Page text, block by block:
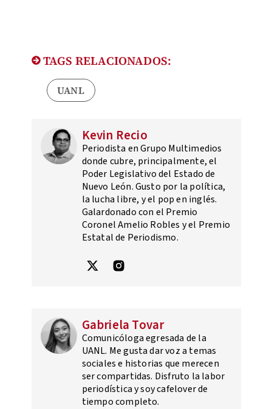
TAGS RELACIONADOS:
UANL
Kevin Recio
Periodista en Grupo Multimedios
donde cubre, principalmente, el
Poder Legislativo del Estado de
Nuevo León. Gusto por la política,
la lucha libre, y el pop en inglés.
Galardonado con el Premio
Coronel Amelio Robles y el Premio
Estatal de Periodismo.
Gabriela Tovar
Comunicóloga egresada de la
UANL. Me gusta dar voz a temas
sociales e historias que merecen
ser compartidas. Disfruto la labor
periodística y soy cafelover de
tiempo completo.